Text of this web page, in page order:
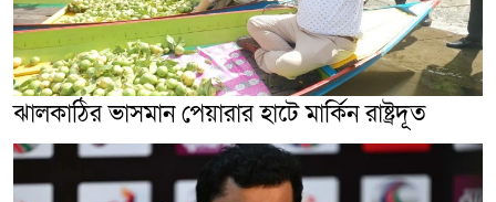
ঝালকাঠির ভাসমান পেয়ারার হাটে মার্কিন রাষ্ট্রদূত